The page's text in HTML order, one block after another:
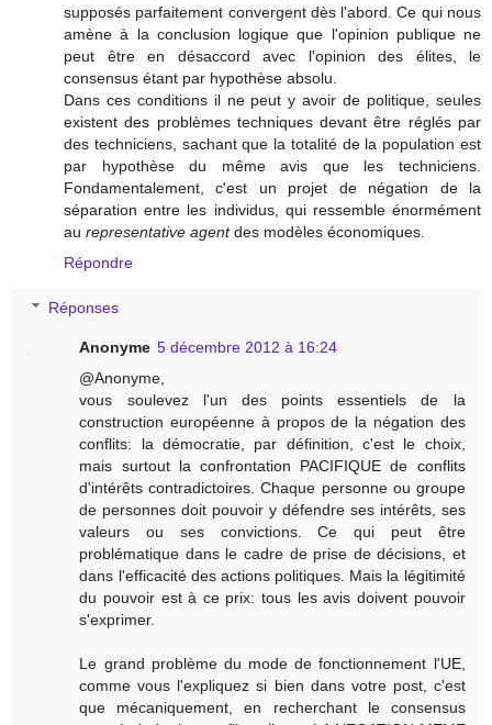
supposés parfaitement convergent dès l'abord. Ce qui nous
amène à la conclusion logique que l'opinion publique ne
peut être en désaccord avec l'opinion des élites, le
consensus étant par hypothèse absolu.
Dans ces conditions il ne peut y avoir de politique, seules
existent des problèmes techniques devant être réglés par
des techniciens, sachant que la totalité de la population est
par hypothèse du même avis que les techniciens.
Fondamentalement, c'est un projet de négation de la
séparation entre les individus, qui ressemble énormément
au representative agentdes modèles économiques.
Répondre
Réponses
Anonyme 5 décembre 2012 à 16:24
@Anonyme,
vous soulevez l'un des points essentiels de la
construction européenne à propos de la négation des
conflits: la démocratie, par définition, c'est le choix,
mais surtout la confrontation PACIFIQUE de conflits
d'intérêts contradictoires. Chaque personne ou groupe
de personnes doit pouvoir y défendre ses intérêts, ses
valeurs ou ses convictions. Ce qui peut être
problématique dans le cadre de prise de décisions, et
dans l'efficacité des actions politiques. Mais la légitimité
du pouvoir est à ce prix: tous les avis doivent pouvoir
s'exprimer.
Le grand problème du mode de fonctionnement l'UE,
comme vous l'expliquez si bien dans votre post, c'est
que mécaniquement, en recherchant le consensus